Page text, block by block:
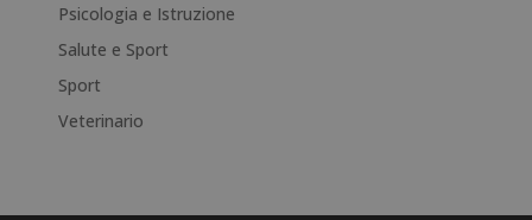
Psicologia e Istruzione
Salute e Sport
Sport
Veterinario